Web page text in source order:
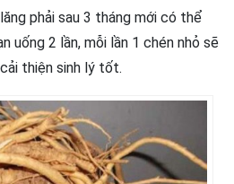
phải sau 3 tháng mới có thể
uống 2 lần, mỗi lần 1 chén nhỏ sẽ
thiện sinh lý tốt.